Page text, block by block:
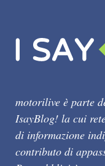
motorilive è parte
IsayBlog! la cui
di informazione
contributo di